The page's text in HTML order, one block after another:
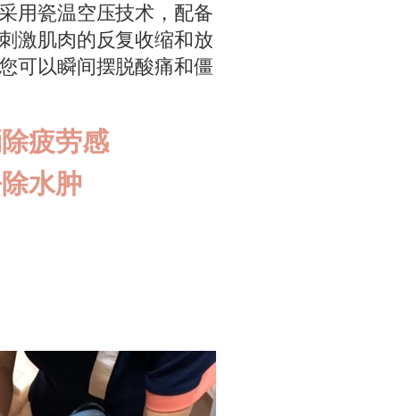
用瓷温空压技术，配备
激肌肉的反复收缩和放
可以瞬间摆脱酸痛和僵
疲劳感
水肿